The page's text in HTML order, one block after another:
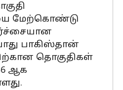
மேற்கொண்டு
பாகிஸ்தான்
தொகுதிகள்
ஆக